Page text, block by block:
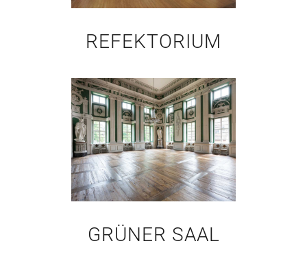
REFEKTORIUM
GRÜNER SAAL